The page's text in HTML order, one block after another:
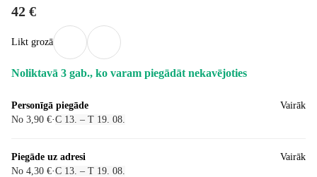
42 €
Likt grozā
Noliktavā 3 gab., ko varam piegādāt nekavējoties
Personīgā piegāde
No 3,90 €·C 13. – T 19. 08.
Vairāk
Piegāde uz adresi
No 4,30 €·C 13. – T 19. 08.
Vairāk